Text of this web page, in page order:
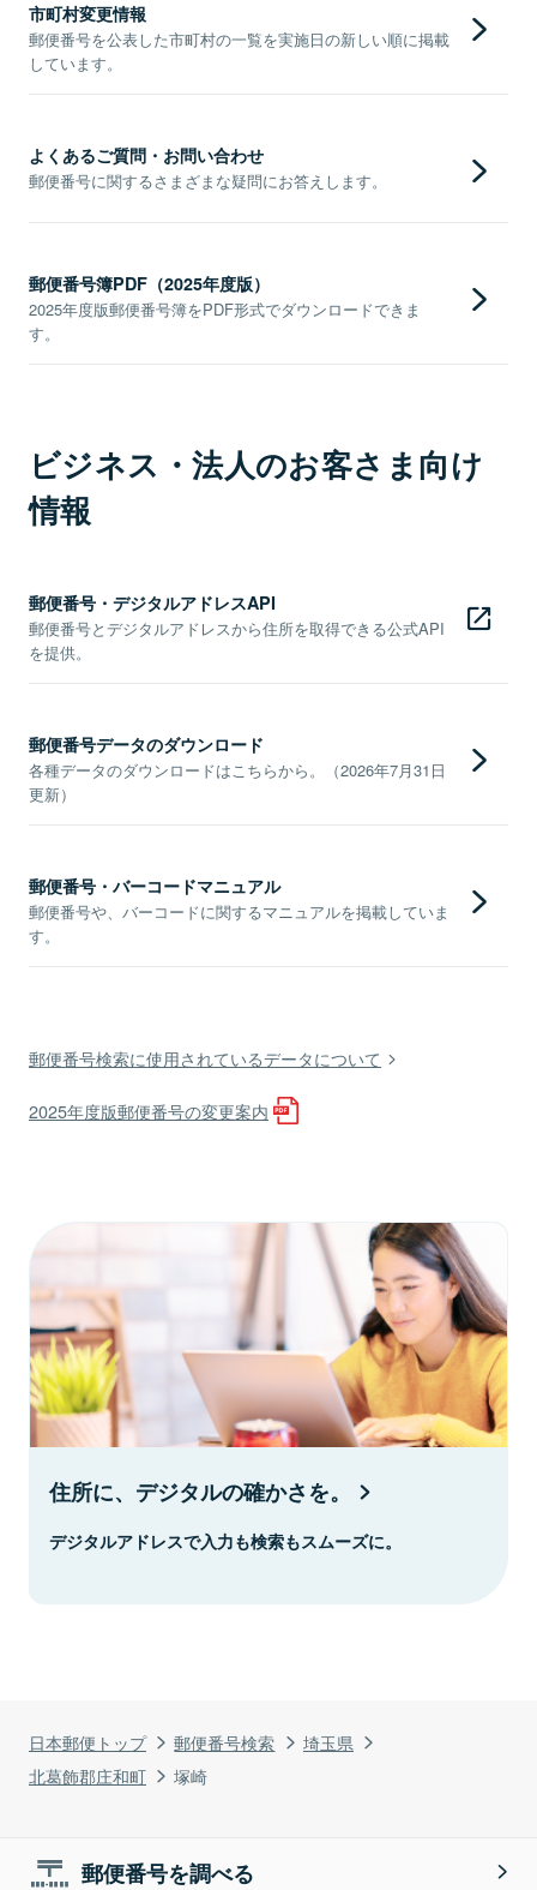
日本郵便トップ 郵便番号検索
埼玉県
北葛飾郡庄和町
塚崎
市町村変更情報
郵便番号を公表した市町村の一覧を実施日の新しい順に掲載
しています。
よくあるご質問・お問い合わせ
郵便番号に関するさまざまな疑問にお答えします。
郵便番号簿PDF（2025年度版）
2025年度版郵便番号簿をPDF形式でダウンロードできま
す。
ビジネス・法人のお客さま向け
情報
郵便番号・デジタルアドレスAPI
郵便番号とデジタルアドレスから住所を取得できる公式API
を提供。
郵便番号データのダウンロード
各種データのダウンロードはこちらから。（2026年7月31日
更新）
郵便番号・バーコードマニュアル
郵便番号や、バーコードに関するマニュアルを掲載していま
す。
郵便番号検索に使用されているデータについて
2025年度版郵便番号の変更案内
住所に、デジタルの確かさを。
デジタルアドレスで入力も検索もスムーズに。
郵便番号を調べる